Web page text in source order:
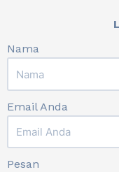
Nama
Email Anda
Pesan